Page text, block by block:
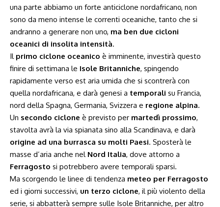
una parte abbiamo un forte anticiclone nordafricano, non
sono da meno intense le correnti oceaniche, tanto che si
andranno a generare non uno, ma ben due cicloni
oceanici di insolita intensità.
Il primo ciclone oceanico è imminente, investirà questo
finire di settimana le Isole Britanniche, spingendo
rapidamente verso est aria umida che si scontrerà con
quella nordafricana, e darà genesi a temporali su Francia,
nord della Spagna, Germania, Svizzera e regione alpina.
Un secondo ciclone è previsto per martedì prossimo,
stavolta avrà la via spianata sino alla Scandinava, e darà
origine ad una burrasca su molti Paesi. Sposterà le
masse d’aria anche nel Nord Italia, dove attorno a
Ferragosto si potrebbero avere temporali sparsi.
Ma scorgendo le linee di tendenza meteo per Ferragosto
ed i giorni successivi, un terzo ciclone, il più violento della
serie, si abbatterà sempre sulle Isole Britanniche, per altro